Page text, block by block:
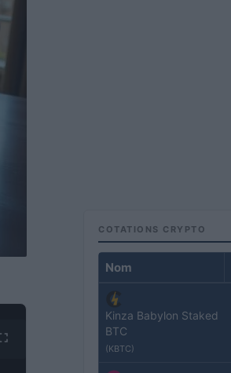
COTATIONS CRYPTO
Nom
Kinza Babylon Staked
BTC
(KBTC)